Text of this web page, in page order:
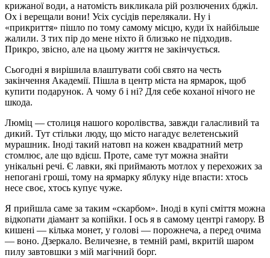
крижаної води, а натомість викликала рій розлючених бджіл.
Ох і верещали вони! Усіх сусідів перелякали. Ну і
«прикриття» пішло по тому самому місцю, куди їх найбільше
жалили. З тих пір до мене ніхто й близько не підходив.
Прикро, звісно, але на цьому життя не закінчується.
Сьогодні я вирішила влаштувати собі свято на честь
закінчення Академії. Пішла в центр міста на ярмарок, щоб
купити подарунок. А чому б і ні? Для себе коханої нічого не
шкода.
Люміц — столиця нашого королівства, завжди галасливий та
дикий. Тут стільки люду, що місто нагадує велетенський
мурашник. Іноді такий натовп на кожен квадратний метр
стомлює, але що вдієш. Проте, саме тут можна знайти
унікальні речі. Є лавки, які приймають мотлох у перехожих за
непогані гроші, тому на ярмарку яблуку ніде впасти: хтось
несе своє, хтось купує чуже.
Я прийшла саме за таким «скарбом». Іноді в купі сміття можна
відкопати діамант за копійки. І ось я в самому центрі гамору. В
кишені — кілька монет, у голові — порожнеча, а перед очима
— воно. Дзеркало. Величезне, в темній рамі, вкритій шаром
пилу завтовшки з мій магічний борг.